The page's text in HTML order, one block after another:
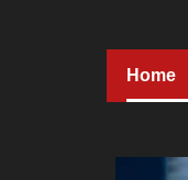
Home